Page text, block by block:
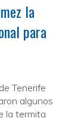
la
para
Tenerife
algunos
la termita